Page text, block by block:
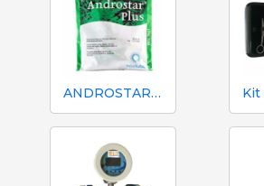
ANDROSTAR PLUS 47 g / 100 L - Diluente de sêmen de longa duração